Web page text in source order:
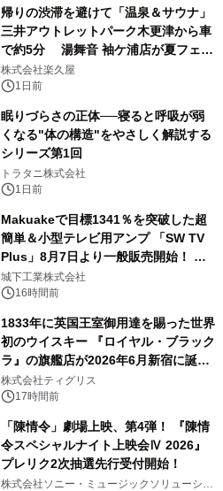
帰りの渋滞を避けて「温泉＆サウナ」
三井アウトレットパーク木更津から車
で約5分 湯舞音 袖ケ浦店が夏フェア
メニューを提供
株式会社楽久屋
1日前
眠りづらさの正体──寝ると呼吸が弱
くなる"体の構造"をやさしく解説する
シリーズ第1回
トラタニ株式会社
1日前
Makuakeで目標1341％を突破した超
簡単＆小型テレビ用アンプ 「SW TV
Plus」8月7日より一般販売開始！ ケ
ーブル1本つなぐだけ、テレビの音が
ぐっと豊かに
城下工業株式会社
16時間前
1833年に英国王室御用達を賜った世界
初のウイスキー 『ロイヤル・ブラック
ラ』の旗艦店が2026年6月新宿に誕
生 バカルディ ジャパンと連携した
没入型バー「BAR Arca」
株式会社ティグリス
17時間前
「陳情令」劇場上映、第4弾！ 『陳情
令スペシャルナイト上映会Ⅳ 2026』
プレリク2次抽選先行受付開始！
株式会社ソニー・ミュージックソリューショ